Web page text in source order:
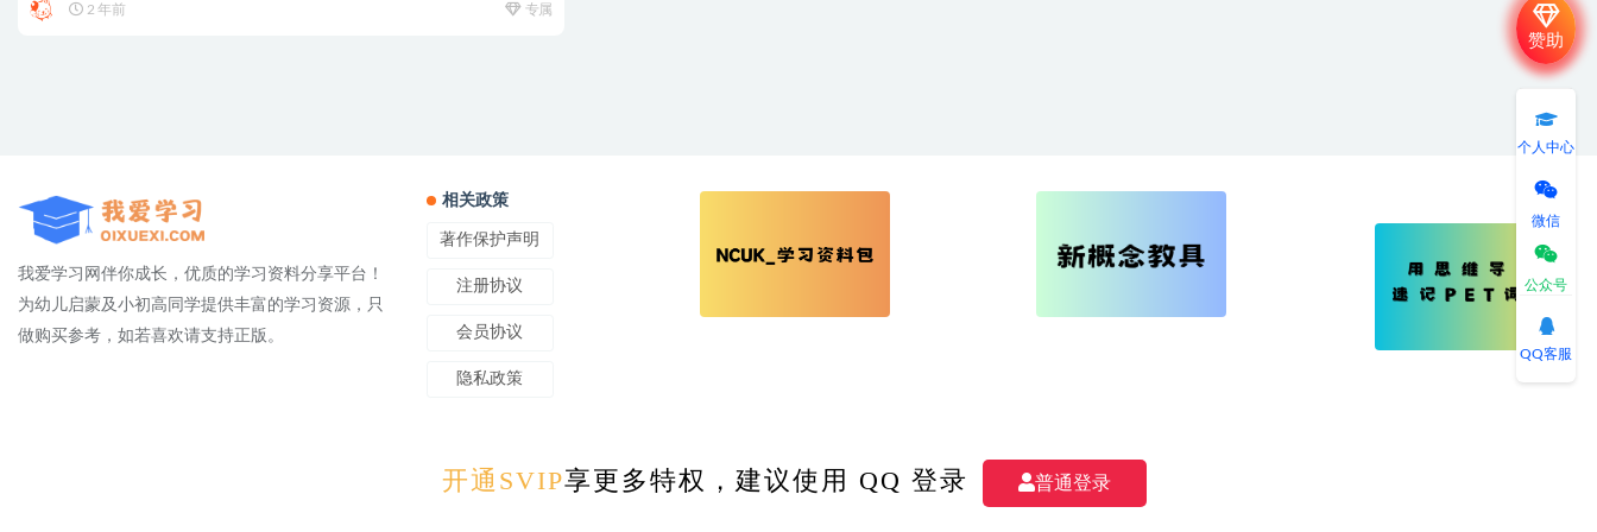
2 年前 专属
我爱学习网伴你成长，优质的学习资料分享平台！
为幼儿启蒙及小初高同学提供丰富的学习资源，只
做购买参考，如若喜欢请支持正版。
相关政策
著作保护声明
注册协议
会员协议
隐私政策
OIXUEXI.COM - All rights reserved 我爱学习 版权所有 | 备案号：湘ICP备2023007409号-1 | 湘公网安备 43040802000191号
赞助
个人中心
微信
公众号
QQ客服
开通SVIP享更多特权，建议使用 QQ 登录 普通登录